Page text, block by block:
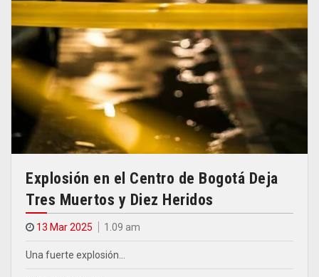
Explosión en el Centro de Bogotá Deja
Tres Muertos y Diez Heridos
13 Mar 2025 1.09 am
Una fuerte explosión…